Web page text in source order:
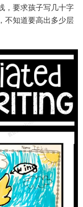
，要求孩子写几十字
不知道要高出多少层